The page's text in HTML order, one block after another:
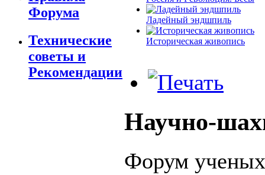
Форума
Технические
советы и
Рекомендации
Ладейный эндшпиль
Историческая живопись
Научно-
Форум